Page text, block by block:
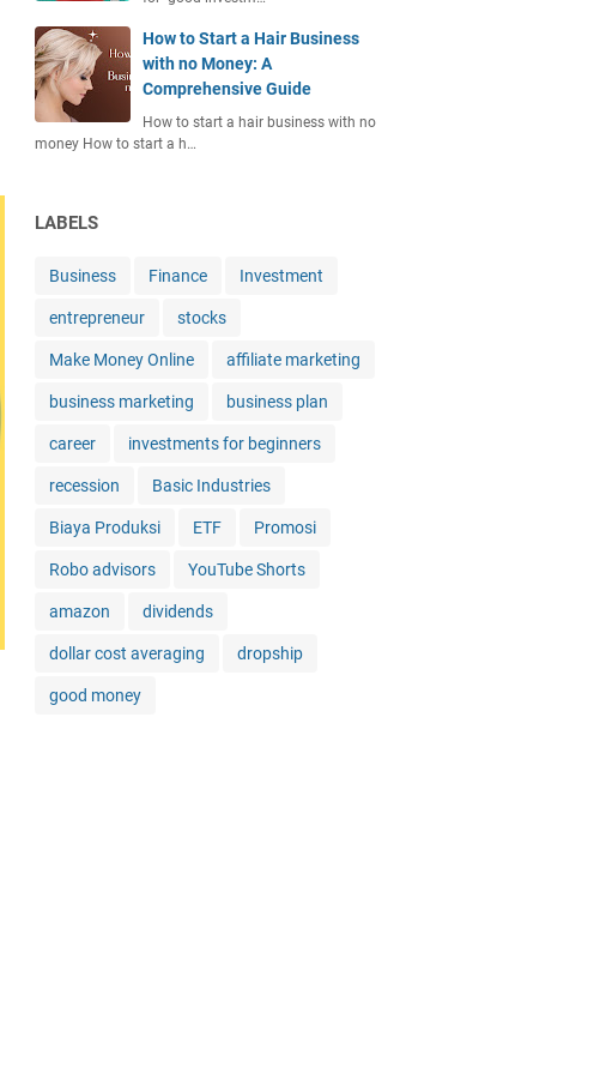
How to Start a Hair Business
with no Money: A
Comprehensive Guide
How to start a hair business with no
money How to start a h…
LABELS
Business Finance Investment
entrepreneur stocks
Make Money Online affiliate marketing
business marketing business plan
career investments for beginners
recession Basic Industries
Biaya Produksi ETF Promosi
Robo advisors YouTube Shorts
amazon dividends
dollar cost averaging dropship
good money